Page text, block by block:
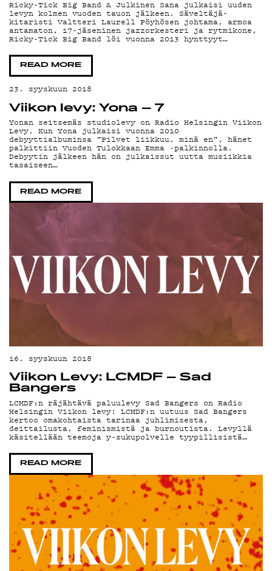
ON-
Ricky-Tick Big Band & Julkinen Sana julkaisi uuden
levyn kolmen vuoden tauon jälkeen. Säveltäjä-
kitaristi Valtteri Laurell Pöyhösen johtama, armoa
antamaton, 17-jäseninen jazzorkesteri ja rytmikone,
Ricky-Tick Big Band löi vuonna 2013 hynttyyt…
READ MORE
23. syyskuun 2018
Viikon levy: Yona – 7
Yonan seitsemäs studiolevy on Radio Helsingin Viikon
Levy. Kun Yona julkaisi vuonna 2010
debyyttialbuminsa ”Pilvet liikkuu, minä en”, hänet
palkittiin Vuoden Tulokkaan Emma -palkinnolla.
Debyytin jälkeen hän on julkaissut uutta musiikkia
tasaiseen…
READ MORE
16. syyskuun 2018
Viikon Levy: LCMDF – Sad
Bangers
LCMDF:n räjähtävä paluulevy Sad Bangers on Radio
Helsingin Viikon levy! LCMDF:n uutuus Sad Bangers
kertoo omakohtaista tarinaa juhlimisesta,
deittailusta, feminismistä ja burnoutista. Levyllä
käsitellään teemoja y-sukupolvelle tyypillisistä…
READ MORE